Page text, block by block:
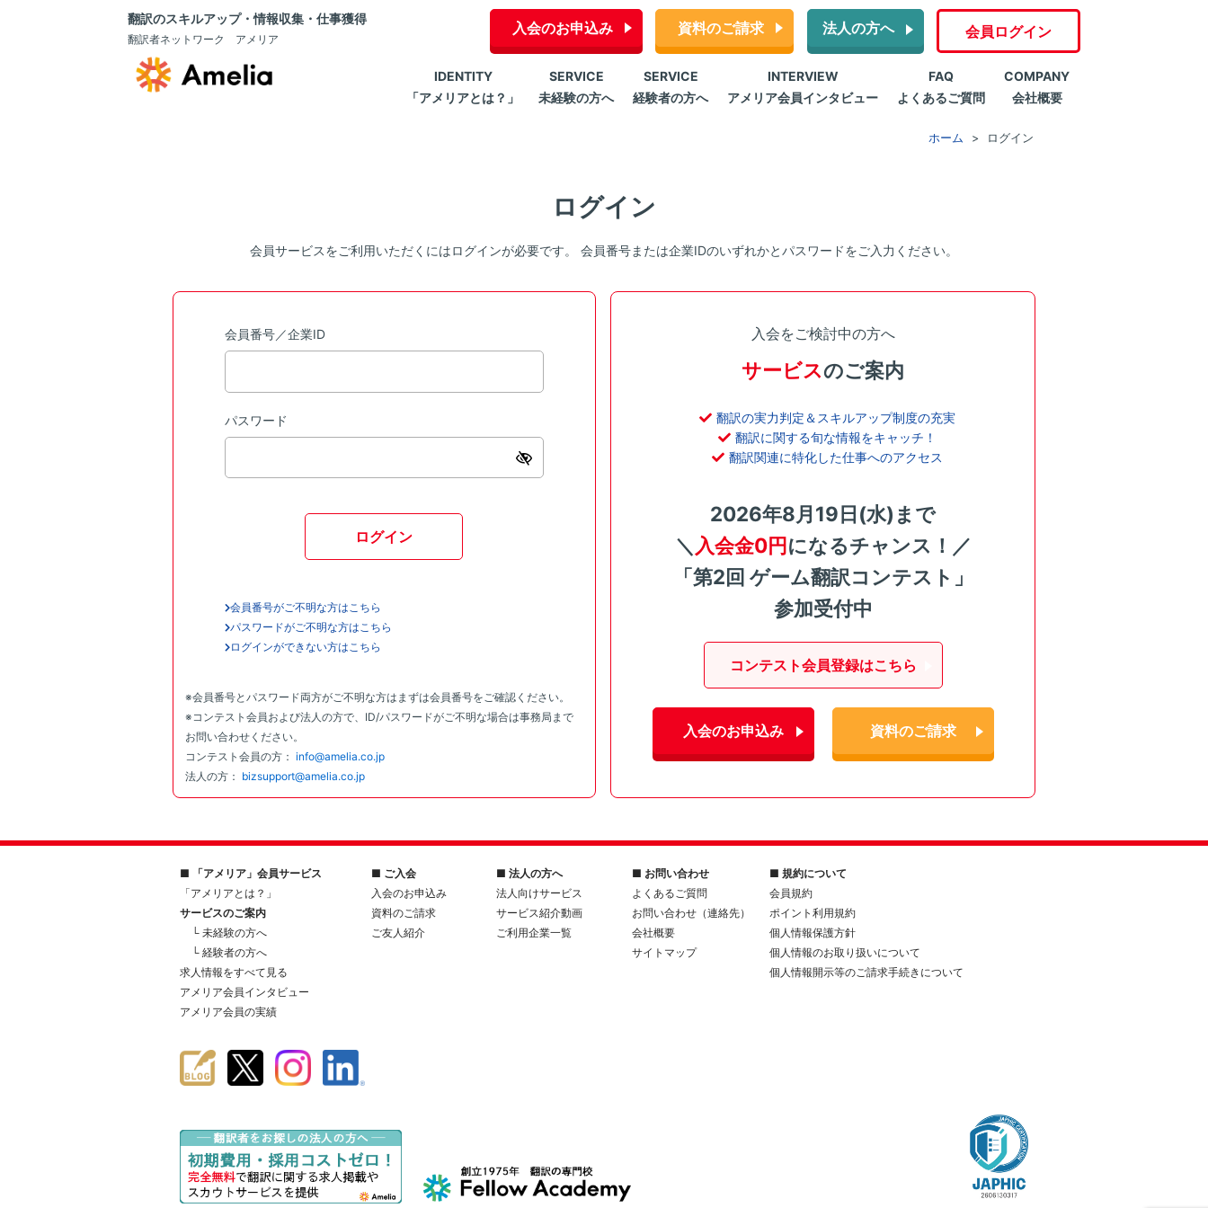
翻訳のスキルアップ・情報収集・仕事獲得
翻訳者ネットワーク アメリア
入会のお申込み 資料のご請求 法人の方へ 会員ログイン
IDENTITY
「アメリアとは？」
SERVICE
未経験の方へ
SERVICE
経験者の方へ
INTERVIEW
アメリア会員インタビュー
FAQ
よくあるご質問
COMPANY
会社概要
ホーム ログイン
ログイン
会員サービスをご利用いただくにはログインが必要です。 会員番号または企業IDのいずれかとパスワードをご入力ください。
会員番号／企業ID
パスワード
ログイン
会員番号がご不明な方はこちら
パスワードがご不明な方はこちら
ログインができない方はこちら
※会員番号とパスワード両方がご不明な方はまずは会員番号をご確認ください。
※コンテスト会員および法人の方で、ID/パスワードがご不明な場合は事務局まで
お問い合わせください。
コンテスト会員の方： info@amelia.co.jp
法人の方： bizsupport@amelia.co.jp
入会をご検討中の方へ
サービスのご案内
翻訳の実力判定＆スキルアップ制度の充実
翻訳に関する旬な情報をキャッチ！
翻訳関連に特化した仕事へのアクセス
2026年8月19日(水)まで
＼ 入会金0円になるチャンス！／
「第2回 ゲーム翻訳コンテスト」
参加受付中
コンテスト会員登録はこちら
入会のお申込み 資料のご請求
■ 「アメリア」会員サービス
「アメリアとは？」
サービスのご案内
└ 未経験の方へ
└ 経験者の方へ
求人情報をすべて見る
アメリア会員インタビュー
アメリア会員の実績
■ ご入会
入会のお申込み
資料のご請求
ご友人紹介
■ 法人の方へ
法人向けサービス
サービス紹介動画
ご利用企業一覧
■ お問い合わせ
よくあるご質問
お問い合わせ（連絡先）
会社概要
サイトマップ
■ 規約について
会員規約
ポイント利用規約
個人情報保護方針
個人情報のお取り扱いについて
個人情報開示等のご請求手続きについて